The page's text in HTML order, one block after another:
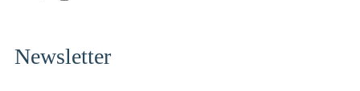
Newsletter